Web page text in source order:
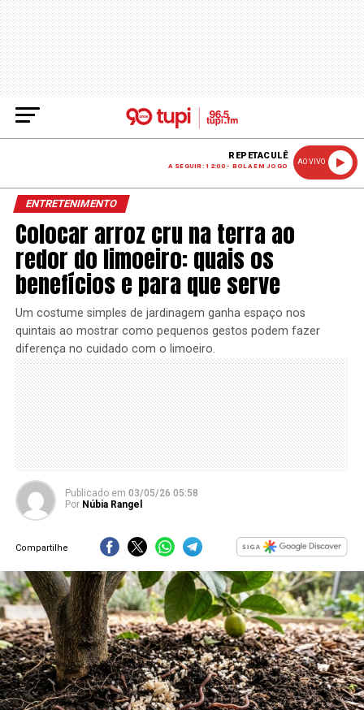
REPETACULÊ
A SEGUIR: 12:00 - BOLA EM JOGO
AO VIVO
ENTRETENIMENTO
Colocar arroz cru na terra ao
redor do limoeiro: quais os
benefícios e para que serve
Um costume simples de jardinagem ganha espaço nos
quintais ao mostrar como pequenos gestos podem fazer
diferença no cuidado com o limoeiro.
Publicado em 03/05/26 05:58
Por Núbia Rangel
Compartilhe